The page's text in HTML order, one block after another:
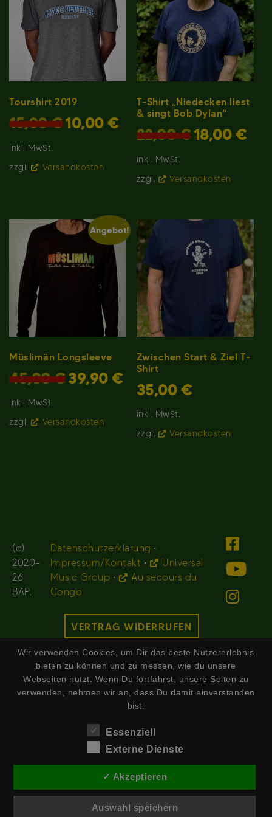
Tourshirt 2019
15,00€ Ursprünglicher
Preis
10,00 €Aktueller
Preis
10,00 €.
inkl. MwSt.
zzgl.
Versandkosten
T-Shirt „Niedecken liest
& singt Bob Dylan“
22,00€ Ursprünglicher
Preis
18,00 €Preis
inkl. MwSt.
zzgl.
Versandkosten
Angebot!
Müslimän Longsleeve
45,00€ Ursprünglicher
Preis
39,90 €Aktueller
Preis
39,90 €.
inkl. MwSt.
zzgl.
Versandkosten
Zwischen Start & Ziel T-
Shirt
35,00 €
inkl. MwSt.
zzgl.
Versandkosten
(c)
2020-
26
BAP.
Datenschutzerklärung •
Impressum/Kontakt •
Universal
Music Group •
Au secours du
Congo
VERTRAG WIDERRUFEN
Wir verwenden Cookies, um Dir das beste Nutzererlebnis
bieten zu können und zu messen, wie du unsere
Webseiten nutzt. Wenn Du fortfährst, unsere Seiten zu
verwenden, nehmen wir an, dass Du damit einverstanden
bist.
Essenziell
Externe Dienste
✓ Akzeptieren
Auswahl speichern